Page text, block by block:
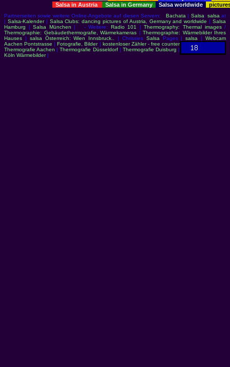
Salsa in Austria
Salsa in Germany Salsa worldwide
Partnerseiten sowie weitere Online-Angebote auf diesen Servern: Bachata | Salsa:salsa .at
| Salsa-Kalender| Salsa Clubs: dancing pictures of Austria, Germany and worldwide |Salsa
Hamburg |Salsa München | - Weitere: Radio 101 |Thermography: Thermal images/
Thermographie: Gebäudethermografie, Wärmekameras | Thermographie: Wärmebilder Ihres
Hauses | salsa Österreich: Wien Innsbruck.. | Chrissies Salsa Pages |salsa |Webcam
Aachen Pontstrasse |Fotografie, Bilder| kostenloser Zähler - free counter
Thermografie Aachen |Thermografie Düsseldorf| Thermografie Duisburg |
Köln Wärmebilder|